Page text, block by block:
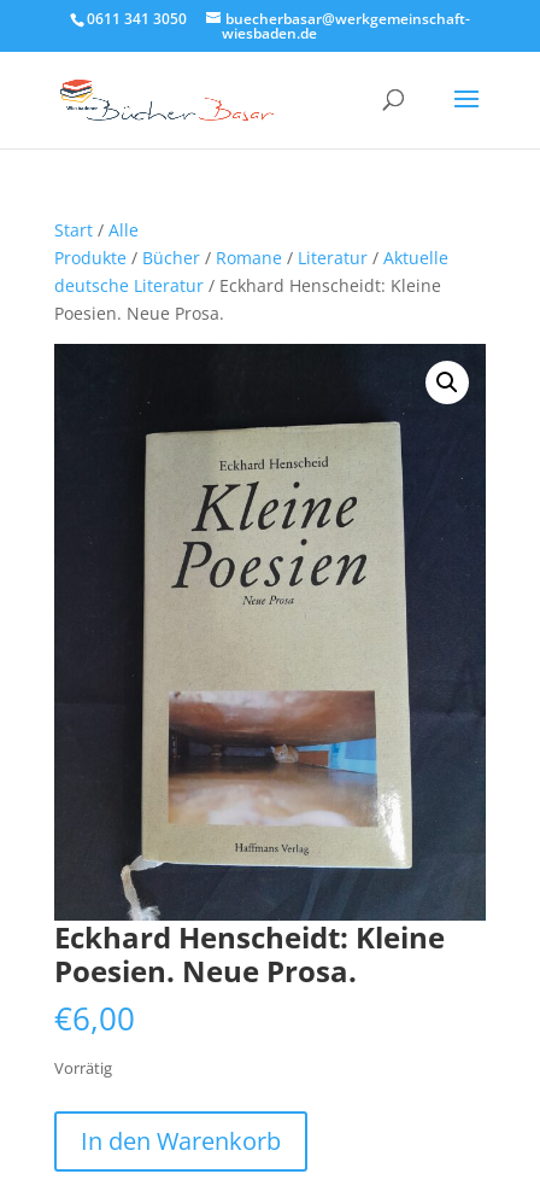
0611 341 3050 buecherbasar@werkgemeinschaft-
wiesbaden.de
Start/ Alle
Produkte/ Bücher/ Romane/ Literatur/ Aktuelle
deutsche Literatur/ Eckhard Henscheidt: Kleine
Poesien. Neue Prosa.
Eckhard Henscheidt: Kleine
Poesien. Neue Prosa.
€6,00
Vorrätig
Henscheidt:
Kleine
In den Warenkorb